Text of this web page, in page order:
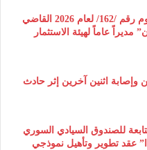
الرئيس “أحمد الشرع” يصدر المرسوم رقم /162/ لعام 2026 ‌القاضي
عاماً لهيئة ‌الاستثمار
وإصابة اثنين آخرين إثر حادث
للصندوق السيادي السوري
عقد تطوير وتأهيل نموذجي